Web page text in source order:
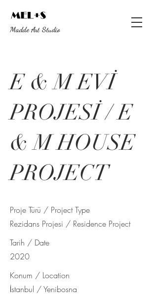
Madde Art Studio
E & M EVİ
PROJESİ / E
& M HOUSE
PROJECT
Proje Türü / Project Type
Rezidans Projesi / Residence Project
Tarih / Date
2020
Konum / Location
İstanbul / Yenibosna